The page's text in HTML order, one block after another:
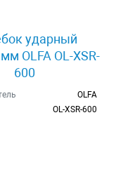
ударный
OLFA OL-XSR-
600
OLFA
OL-XSR-600